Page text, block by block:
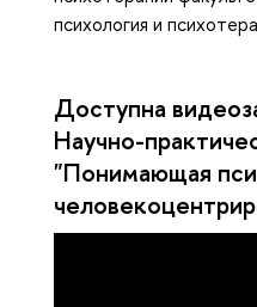
психология и
Доступна
Научно-
"Понимающая